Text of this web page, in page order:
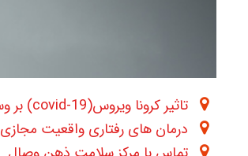
تاثیر کرونا ویروس(covid-19) بر وسواس
درمان های رفتاری واقعیت مجازی VR